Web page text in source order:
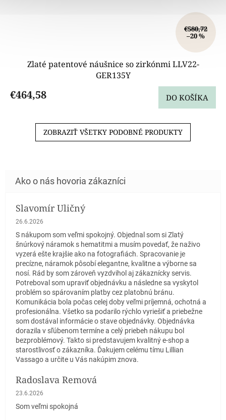
€580,72
–20 %
Zlaté patentové náušnice so zirkónmi LLV22-
GER135Y
€464,58 DO KOŠÍKA
ZOBRAZIŤ VŠETKY PODOBNÉ PRODUKTY
Slavomír Uličný
Hodnotenie obchodu je 5 z 5 hviezdičiek.
26.6.2026
S nákupom som veľmi spokojný. Objednal som si Zlatý
šnúrkový náramok s hematitmi a musím povedať, že naživo
vyzerá ešte krajšie ako na fotografiách. Spracovanie je
precízne, náramok pôsobí elegantne, kvalitne a výborne sa
nosí. Rád by som zároveň vyzdvihol aj zákaznícky servis.
Potreboval som upraviť objednávku a následne sa vyskytol
problém so spárovaním platby cez platobnú bránu.
Komunikácia bola počas celej doby veľmi príjemná, ochotná a
profesionálna. Všetko sa podarilo rýchlo vyriešiť a priebežne
som dostával informácie o stave objednávky. Objednávka
dorazila v sľúbenom termíne a celý priebeh nákupu bol
bezproblémový. Takto si predstavujem kvalitný e-shop a
starostlivosť o zákazníka. Ďakujem celému tímu Lillian
Vassago a určite u Vás nakúpim znova.
Radoslava Remová
Hodnotenie obchodu je 5 z 5 hviezdičiek.
23.6.2026
Som veľmi spokojná